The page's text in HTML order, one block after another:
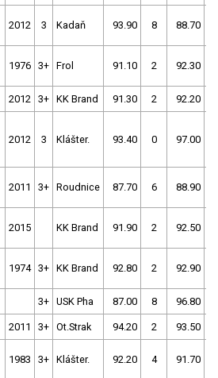
2012 3 Kadaň 93.90 8 88.70
1976 3+ Frol 91.10 2 92.30
2012 3+ KK Brand 91.30 2 92.20
2012 3 Klášter. 93.40 0 97.00
2011 3+ Roudnice 87.70 6 88.90
2015 KK Brand 91.90 2 92.50
1974 3+ KK Brand 92.80 2 92.90
3+ USK Pha 87.00 8 96.80
2011 3+ Ot.Strak 94.20 2 93.50
1983 3+ Klášter. 92.20 4 91.70